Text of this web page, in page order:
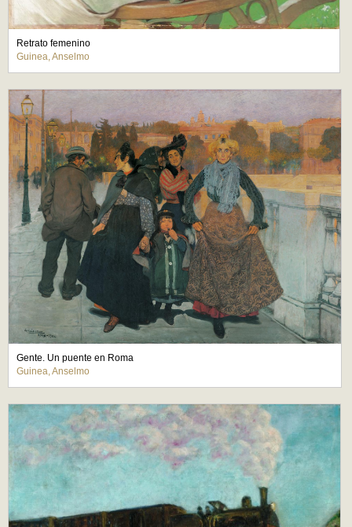
Retrato femenino
Guinea, Anselmo
Gente. Un puente en Roma
Guinea, Anselmo